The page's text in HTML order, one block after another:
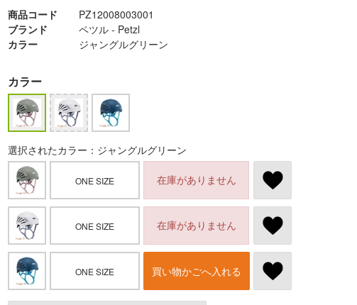
商品コード
PZ12008003001
ブランド
ペツル - Petzl
カラー
ジャングルグリーン
カラー
選択されたカラー：ジャングルグリーン
ONE SIZE 在庫がありません
ONE SIZE 在庫がありません
ONE SIZE 買い物かごへ入れる